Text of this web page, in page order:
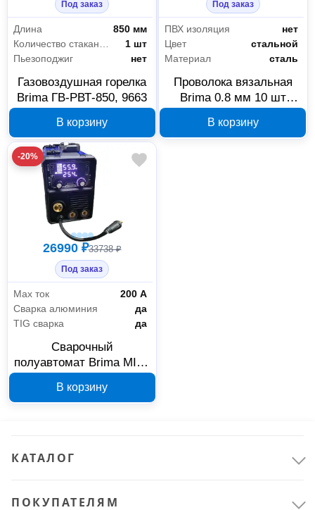
Под заказ
Длина
850 мм
Количество стаканов (факелов)
1 шт
Пьезоподжиг
нет
Газовоздушная горелка
Brima ГВ-РВТ-850, 9663
В корзину
Под заказ
ПВХ изоляция
нет
Цвет
стальной
Материал
сталь
Проволока вязальная
Brima 0.8 мм 10 шт
В корзину
-20%
26990 ₽33738 ₽
Под заказ
Max ток
200 А
Сварка алюминия
да
TIG сварка
да
Сварочный
полуавтомат Brima MIG-
В корзину
КАТАЛОГ
ПОКУПАТЕЛЯМ